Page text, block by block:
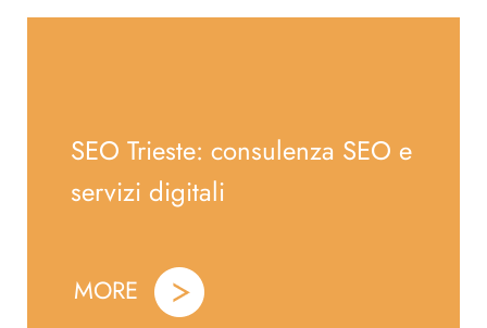
SEO Trieste: consulenza SEO e
servizi digitali
MORE